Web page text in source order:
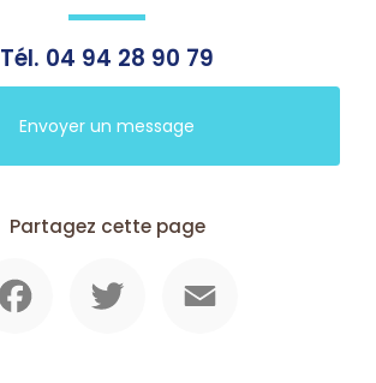
Tél. 04 94 28 90 79
Envoyer un message
Partagez cette page